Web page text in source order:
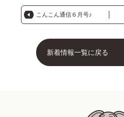
こんこん通信６月号♪
新着情報一覧に戻る